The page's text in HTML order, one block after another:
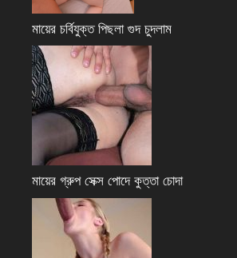
মায়ের চর্বিযুক্ত পিছলা গুদ চুদলাম
মায়ের গ্রুপ সেক্স পোদে কুত্তা চোদা